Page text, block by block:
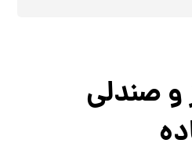
و صندلی